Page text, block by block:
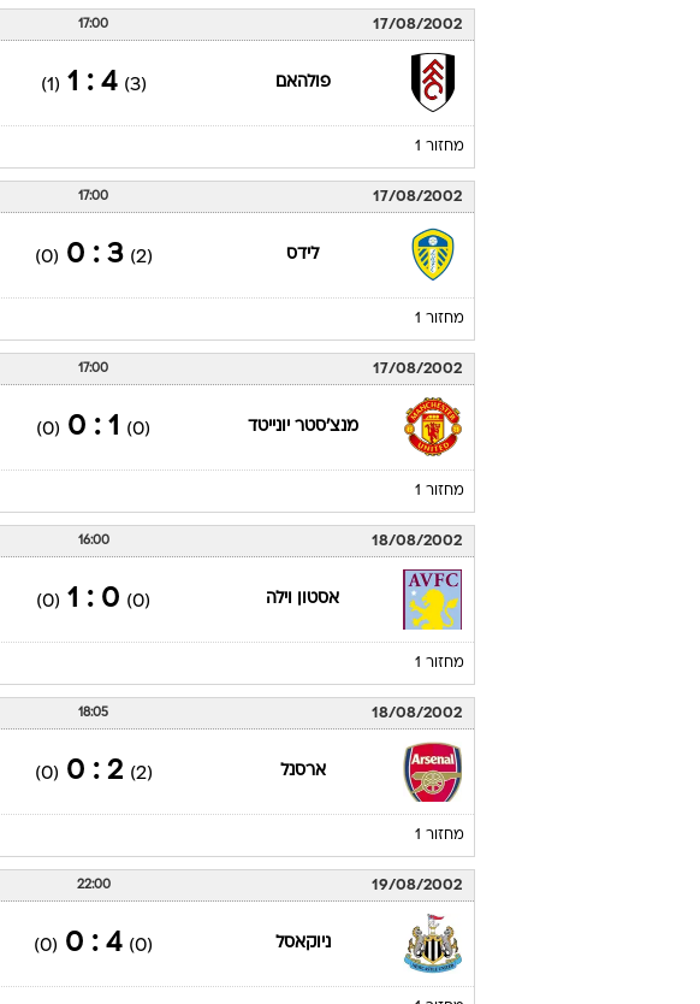
17/08/2002
17:00
פולהאם (3)
4 : 1
(1)
מחזור 1
17/08/2002
17:00
לידס (2)
3 : 0
(0)
מחזור 1
17/08/2002
17:00
מנצ'סטר יונייטד (0)
1 : 0
(0)
מחזור 1
18/08/2002
16:00
אסטון וילה (0)
0 : 1
(0)
מחזור 1
18/08/2002
18:05
ארסנל (2)
2 : 0
(0)
מחזור 1
19/08/2002
22:00
ניוקאסל (0)
4 : 0
(0)